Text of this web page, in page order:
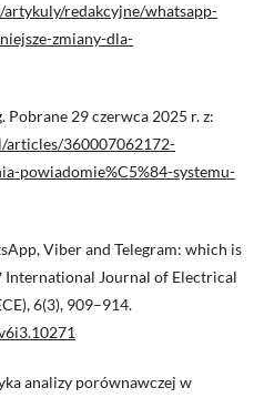
redakcyjne/whatsapp-
zmiany-dla-
Pobrane 29 czerwca 2025 r. z:
articles/360007062172-
powiadomie%C5%84-systemu-
Viber and Telegram: which is
International Journal of Electrical
6(3), 909–914.
analizy porównawczej w